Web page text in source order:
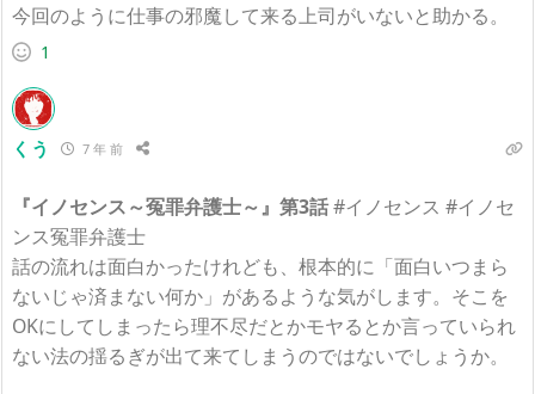
今回のように仕事の邪魔して来る上司がいないと助かる。
1
くう 7 年 前
『イノセンス～冤罪弁護士～』第3話#イノセンス #イノセ
ンス冤罪弁護士
話の流れは面白かったけれども、根本的に「面白いつまら
ないじゃ済まない何か」があるような気がします。そこを
OKにしてしまったら理不尽だとかモヤるとか言っていられ
ない法の揺るぎが出て来てしまうのではないでしょうか。